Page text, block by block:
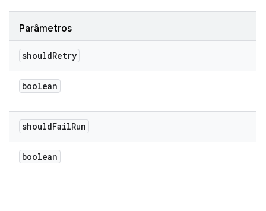
Parâmetros
shouldRetry
boolean
shouldFailRun
boolean